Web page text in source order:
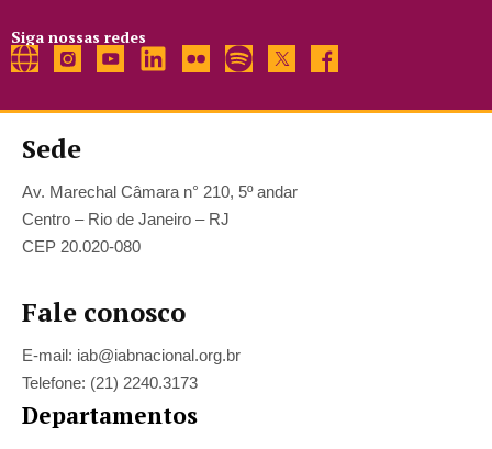
Siga nossas redes
Sede
Av. Marechal Câmara n° 210, 5º andar
Centro – Rio de Janeiro – RJ
CEP 20.020-080
Fale conosco
E-mail: iab@iabnacional.org.br
Telefone: (21) 2240.3173
Departamentos